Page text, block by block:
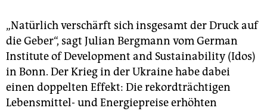
„Natürlich verschärft sich insgesamt der Druck auf
die Geber“, sagt Julian Bergmann vom German
Institute of Development and Sustainability (Idos)
in Bonn. Der Krieg in der Ukraine habe dabei
einen doppelten Effekt: Die rekordträchtigen
Lebensmittel- und Energiepreise erhöhten